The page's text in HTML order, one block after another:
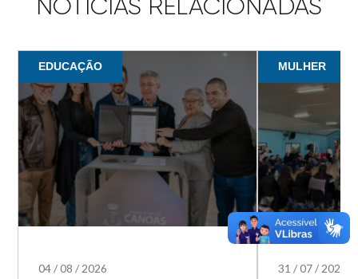
NOTÍCIAS RELACIONADAS
EDUCAÇÃO
04/08/ 2026
MULHER
31/07/ 2026